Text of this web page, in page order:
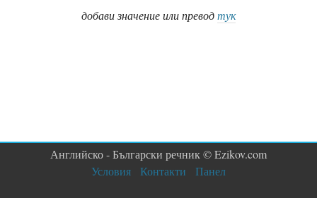
добави значение или преводтук
Английско - Български речник © Ezikov.com
Условия
Контакти Панел